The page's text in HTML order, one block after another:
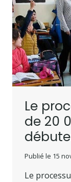
Le
de 20
Publié le 15
Le